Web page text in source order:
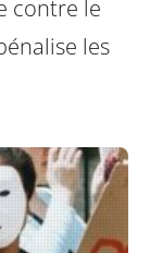
contre le
les